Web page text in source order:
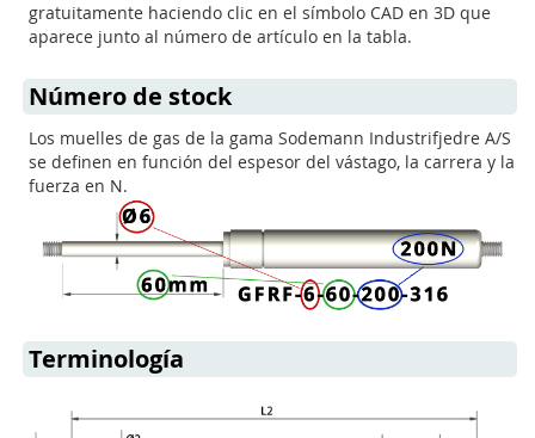
gratuitamente haciendo clic en el símbolo CAD en 3D que
aparece junto al número de artículo en la tabla.
Número de stock
Los muelles de gas de la gama Sodemann Industrifjedre A/S
se definen en función del espesor del vástago, la carrera y la
fuerza en N.
Terminología